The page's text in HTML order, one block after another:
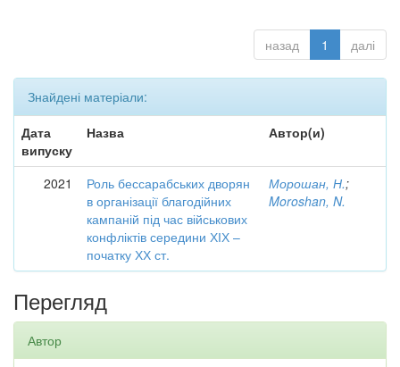
назад 1 далі
Знайдені матеріали:
Дата
випуску
Назва Автор(и)
2021
Роль бессарабських дворян
в організації благодійних
кампаній під час військових
конфліктів середини ХІХ –
початку ХХ ст.
Морошан, Н.;
Moroshan, N.
Перегляд
Автор